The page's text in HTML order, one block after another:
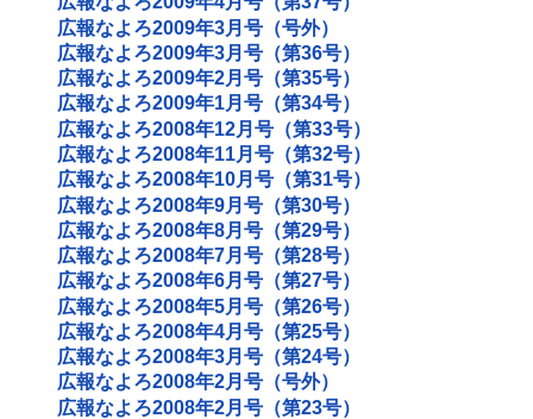
広報なよろ2009年3月号（号外）
広報なよろ2009年3月号（第36号）
広報なよろ2009年2月号（第35号）
広報なよろ2009年1月号（第34号）
広報なよろ2008年12月号（第33号）
広報なよろ2008年11月号（第32号）
広報なよろ2008年10月号（第31号）
広報なよろ2008年9月号（第30号）
広報なよろ2008年8月号（第29号）
広報なよろ2008年7月号（第28号）
広報なよろ2008年6月号（第27号）
広報なよろ2008年5月号（第26号）
広報なよろ2008年4月号（第25号）
広報なよろ2008年3月号（第24号）
広報なよろ2008年2月号（号外）
広報なよろ2008年2月号（第23号）